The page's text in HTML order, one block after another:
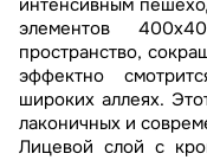
интенсивным
элементов
пространство,
эффектно
широких аллеях.
лаконичных и
Лицевой слой с